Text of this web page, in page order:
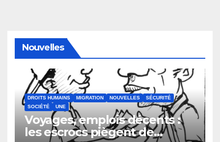
Nouvelles
DROITS HUMAINS MIGRATION NOUVELLES
SÉCURITÉ
SOCIÉTÉ
UNE
Voyages, emplois décents :
les escrocs piègent de